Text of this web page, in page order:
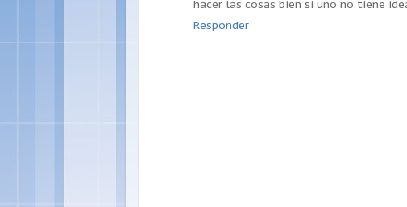
hacer las cosas bien si uno no tiene
Responder